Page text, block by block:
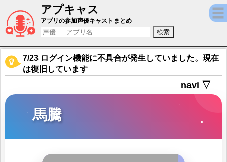
アプキャス
馬騰（声優：對馬芳哲)【三国志グランバウ
アプリの参加声優キャストまとめ
7/23 ログイン機能に不具合が発生していました。現在
は復旧しています
navi ▽
馬騰